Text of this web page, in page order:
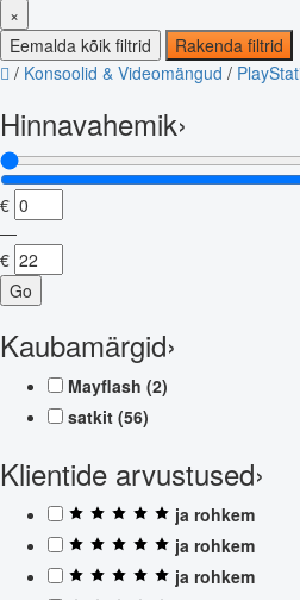
×
Eemalda kõik filtrid
Rakenda filtrid
/ Konsoolid & Videomängud /
Hinnavahemik›
€
—
€
Go
Kaubamärgid›
Mayflash (2)
satkit (56)
Klientide arvustused›
ja rohkem
ja rohkem
ja rohkem